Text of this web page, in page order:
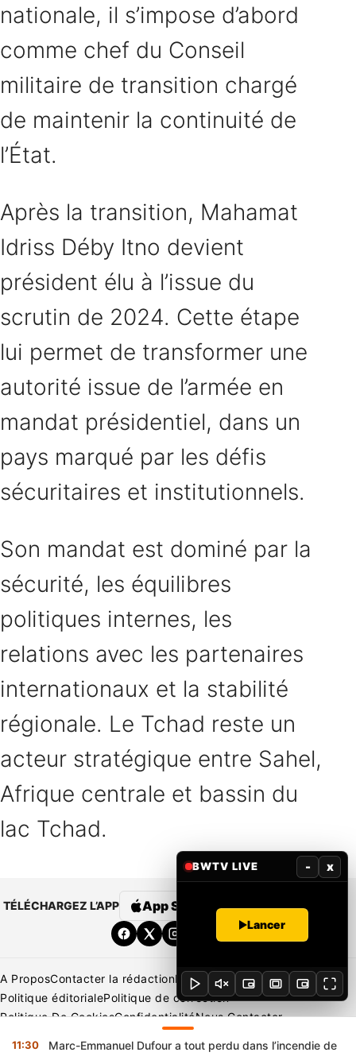
nationale, il s’impose d’abord
comme chef du Conseil
militaire de transition chargé
de maintenir la continuité de
l’État.
Après la transition, Mahamat
Idriss Déby Itno devient
président élu à l’issue du
scrutin de 2024. Cette étape
lui permet de transformer une
autorité issue de l’armée en
mandat présidentiel, dans un
pays marqué par les défis
sécuritaires et institutionnels.
Son mandat est dominé par la
sécurité, les équilibres
politiques internes, les
relations avec les partenaires
internationaux et la stabilité
régionale. Le Tchad reste un
acteur stratégique entre Sahel,
Afrique centrale et bassin du
lac Tchad.
TÉLÉCHARGEZ L’APP App Store Google Play
A ProposContacter la rédactionRédaction Mentions légales
Politique éditorialePolitique de correction
Politique De CookiesConfidentialitéNous Contacter
11:30
Marc-Emmanuel Dufour a tout perdu dans l’incendie de
BWTV LIVE - x
Lancer